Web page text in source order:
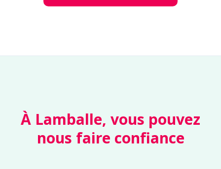
À Lamballe, vous pouvez
nous faire confiance